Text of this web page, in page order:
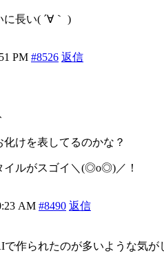
長い( ´∀｀ )
PM #8526 返信
けを表してるのかな？
イルがスゴイ＼(◎o◎)／！
AM #8490 返信
で作られたのが多いような気が